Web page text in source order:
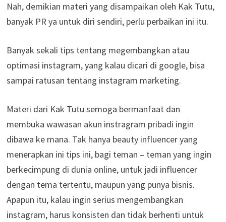
Nah, demikian materi yang disampaikan oleh Kak Tutu,
banyak PR ya untuk diri sendiri, perlu perbaikan ini itu.
Banyak sekali tips tentang megembangkan atau
optimasi instagram, yang kalau dicari di google, bisa
sampai ratusan tentang instagram marketing.
Materi dari Kak Tutu semoga bermanfaat dan
membuka wawasan akun instragram pribadi ingin
dibawa ke mana. Tak hanya beauty influencer yang
menerapkan ini tips ini, bagi teman – teman yang ingin
berkecimpung di dunia online, untuk jadi influencer
dengan tema tertentu, maupun yang punya bisnis.
Apapun itu, kalau ingin serius mengembangkan
instagram, harus konsisten dan tidak berhenti untuk